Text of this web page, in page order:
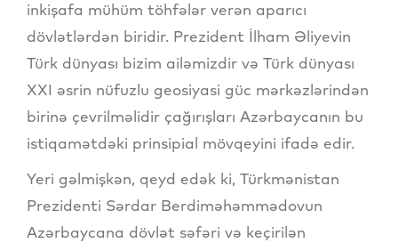
inkişafa mühüm töhfələr verən aparıcı
dövlətlərdən biridir. Prezident İlham Əliyevin
Türk dünyası bizim ailəmizdir və Türk dünyası
XXI əsrin nüfuzlu geosiyasi güc mərkəzlərindən
birinə çevrilməlidir çağırışları Azərbaycanın bu
istiqamətdəki prinsipial mövqeyini ifadə edir.
Yeri gəlmişkən, qeyd edək ki, Türkmənistan
Prezidenti Sərdar Berdiməhəmmədovun
Azərbaycana dövlət səfəri və keçirilən